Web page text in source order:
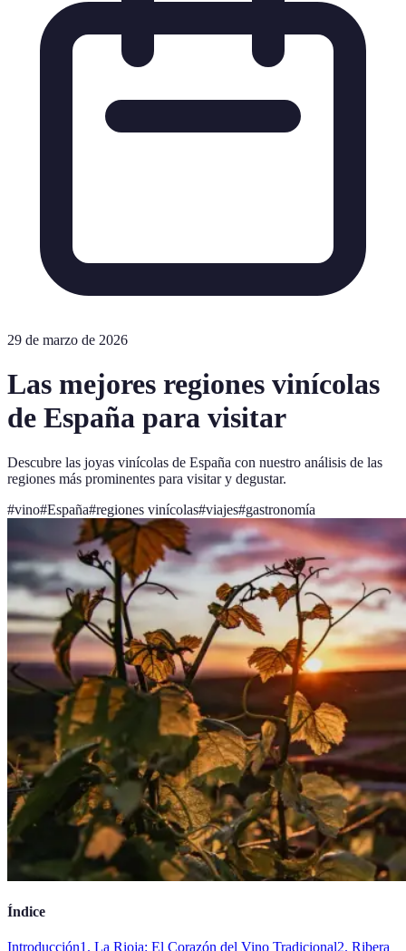
29 de marzo de 2026
Las mejores regiones vinícolas
de España para visitar
Descubre las joyas vinícolas de España con nuestro análisis de las
regiones más prominentes para visitar y degustar.
#vino#España#regiones vinícolas#viajes#gastronomía
Índice
Introducción1. La Rioja: El Corazón del Vino Tradicional2. Ribera